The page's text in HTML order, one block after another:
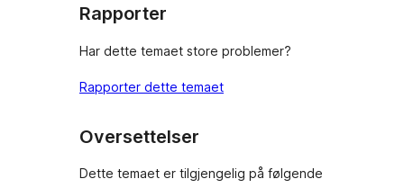
Rapporter
Har dette temaet store problemer?
Rapporter dette temaet
Oversettelser
Dette temaet er tilgjengelig på følgende